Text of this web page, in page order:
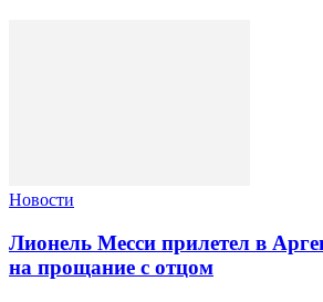
Новости
Лионель Месси прилетел в
на прощание с отцом